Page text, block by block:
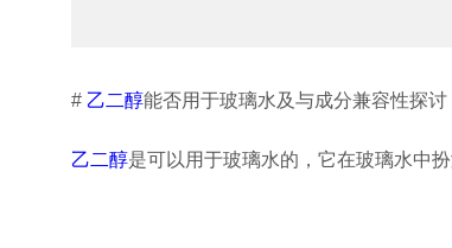
# 乙二醇能否用于玻璃水及与成分兼容性探讨
乙二醇是可以用于玻璃水的，它在玻璃水中